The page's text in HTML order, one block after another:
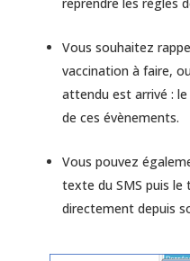
Vous souhaitez
vaccination à faire,
attendu est arrivé :
de ces évènements.
Vous pouvez
texte du SMS puis
directement depuis